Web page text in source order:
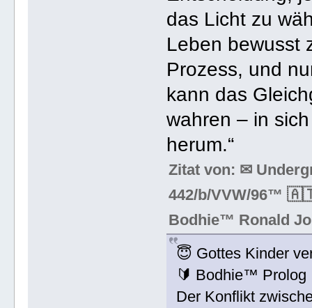
das Licht zu
Leben bewusst
Prozess, und
kann das
wahren – in
herum.“
Zitat von: ✉
442/b/VVW/96™
Bodhie™ Ronald
😇 Gottes Kinder
🔰 Bodhie™ Prolog
Der Konflikt